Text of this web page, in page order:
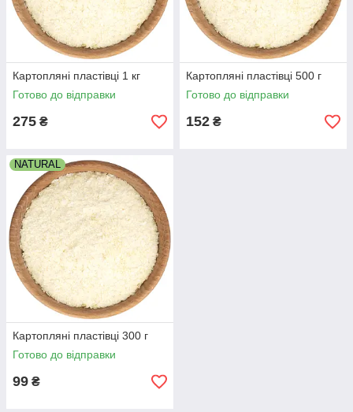
Картопляні пластівці 1 кг
Готово до відправки
275 ₴
Картопляні пластівці 500 г
Готово до відправки
152 ₴
NATURAL
Картопляні пластівці 300 г
Готово до відправки
99 ₴